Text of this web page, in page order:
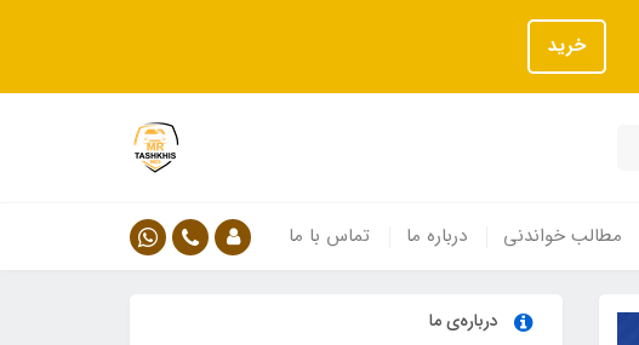
خرید
مطالب خواندنی درباره ما تماس با ما
درباره‌ی ما